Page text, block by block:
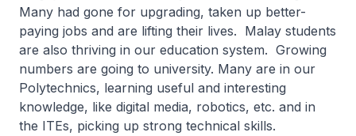
Many had gone for upgrading, taken up better-
paying jobs and are lifting their lives. Malay students
are also thriving in our education system. Growing
numbers are going to university. Many are in our
Polytechnics, learning useful and interesting
knowledge, like digital media, robotics, etc. and in
the ITEs, picking up strong technical skills.